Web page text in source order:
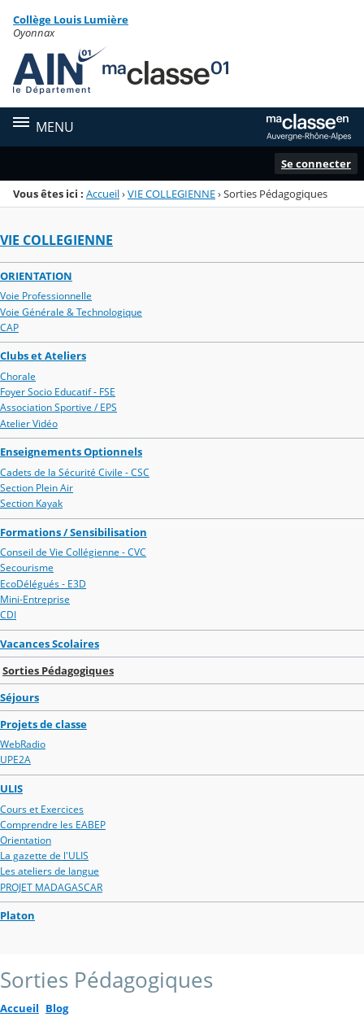
Menu de la rubrique
Contenu
Collège Louis Lumière
Oyonnax
MENU
Se connecter
Vous êtes ici : Accueil›VIE COLLEGIENNE›Sorties Pédagogiques
VIE COLLEGIENNE
ORIENTATION
Voie Professionnelle
Voie Générale & Technologique
CAP
Clubs et Ateliers
Chorale
Foyer Socio Educatif - FSE
Association Sportive / EPS
Atelier Vidéo
Enseignements Optionnels
Cadets de la Sécurité Civile - CSC
Section Plein Air
Section Kayak
Formations / Sensibilisation
Conseil de Vie Collégienne - CVC
Secourisme
EcoDélégués - E3D
Mini-Entreprise
CDI
Vacances Scolaires
Sorties Pédagogiques
Séjours
Projets de classe
WebRadio
UPE2A
ULIS
Cours et Exercices
Comprendre les EABEP
Orientation
La gazette de l'ULIS
Les ateliers de langue
PROJET MADAGASCAR
Platon
Sorties Pédagogiques
Accueil Blog